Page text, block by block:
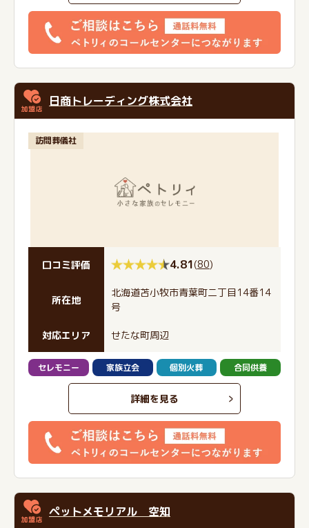
日商トレーディング株式会社
訪問葬儀社
口コミ評価 4.81(80)
所在地
北海道苫小牧市青葉町二丁目14番14
号
対応エリア せたな町周辺
セレモニー 家族立会 個別火葬 合同供養
詳細を見る
ペットメモリアル 空知